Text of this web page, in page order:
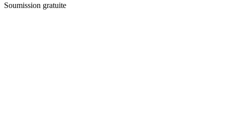
Soumission gratuite